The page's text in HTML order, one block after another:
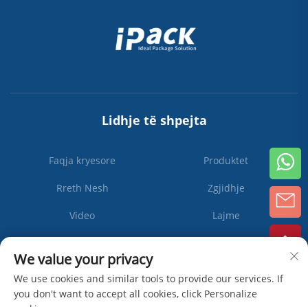
Lidhje të shpejta
Faqja kryesore Produktet
Rreth Nesh Zgjidhje
Video Lajme
We value your privacy
We use cookies and similar tools to provide our services. If
you don't want to accept all cookies, click Personalize